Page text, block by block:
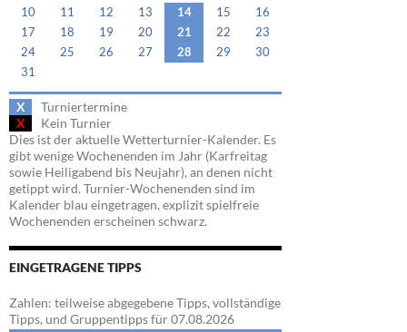
10
11 12 13 14 15
16
17
18 19 20 21 22
23
24
25 26 27 28 29
30
31
X
Turniertermine
X
Kein Turnier
Dies ist der aktuelle Wetterturnier-Kalender. Es
gibt wenige Wochenenden im Jahr (Karfreitag
sowie Heiligabend bis Neujahr), an denen nicht
getippt wird. Turnier-Wochenenden sind im
Kalender blau eingetragen, explizit spielfreie
Wochenenden erscheinen schwarz.
EINGETRAGENE TIPPS
Zahlen: teilweise abgegebene Tipps, vollständige
Tipps, und Gruppentipps für 07.08.2026